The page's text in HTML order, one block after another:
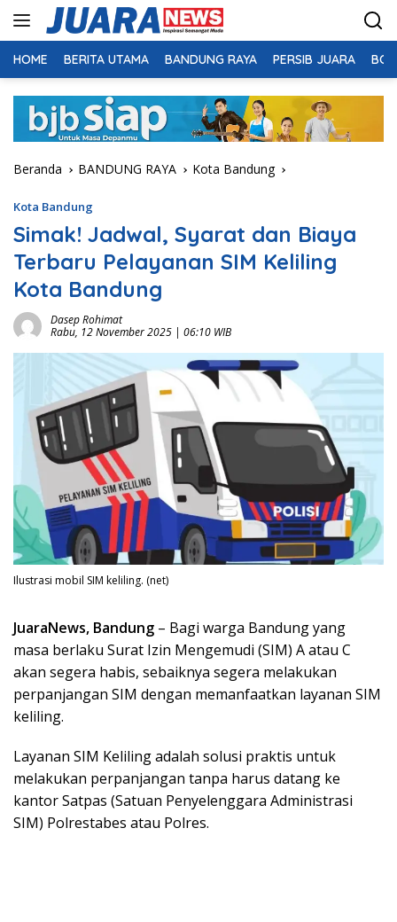
HOME BERITA UTAMA BANDUNG RAYA PERSIB JUARA
Beranda BANDUNG RAYA Kota Bandung
Kota Bandung
Simak! Jadwal, Syarat dan Biaya
Terbaru Pelayanan SIM Keliling
Kota Bandung
Dasep Rohimat
Rabu, 12 November 2025 | 06:10 WIB
Ilustrasi mobil SIM keliling. (net)
JuaraNews, Bandung – Bagi warga Bandung yang
masa berlaku Surat Izin Mengemudi (SIM) A atau C
akan segera habis, sebaiknya segera melakukan
perpanjangan SIM dengan memanfaatkan layanan SIM
keliling.
Layanan SIM Keliling adalah solusi praktis untuk
melakukan perpanjangan tanpa harus datang ke
kantor Satpas (Satuan Penyelenggara Administrasi
SIM) Polrestabes atau Polres.